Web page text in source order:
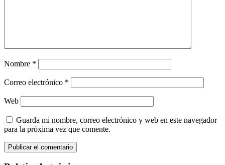
Nombre *
Correo electrónico *
Web
Guarda mi nombre, correo electrónico y web en este navegador
para la próxima vez que comente.